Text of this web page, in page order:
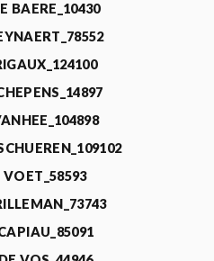
BAERE_10430
VOET_58593